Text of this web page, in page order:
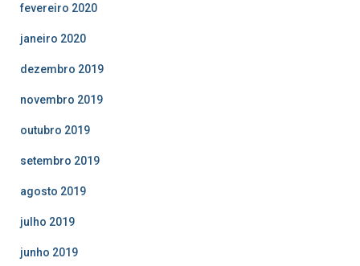
fevereiro 2020
janeiro 2020
dezembro 2019
novembro 2019
outubro 2019
setembro 2019
agosto 2019
julho 2019
junho 2019